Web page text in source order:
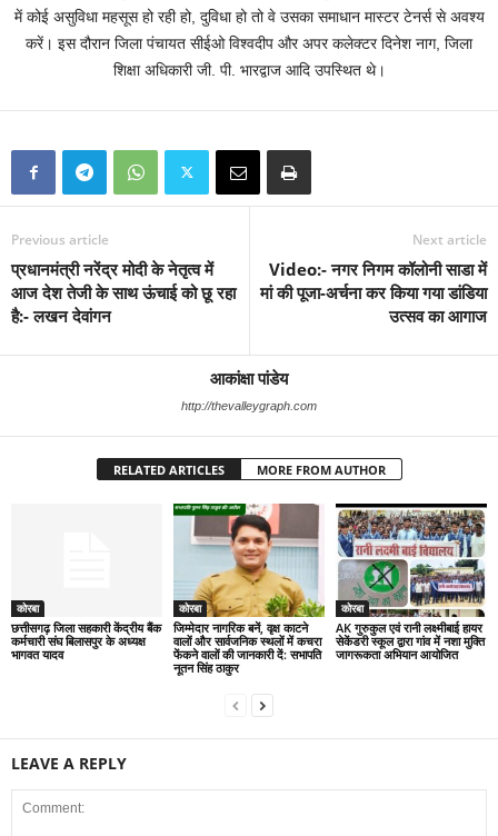
में कोई असुविधा महसूस हो रही हो, दुविधा हो तो वे उसका समाधान मास्टर टेनर्स से अवश्य
करें। इस दौरान जिला पंचायत सीईओ विश्वदीप और अपर कलेक्टर दिनेश नाग, जिला
शिक्षा अधिकारी जी. पी. भारद्वाज आदि उपस्थित थे।
Previous article
प्रधानमंत्री नरेंद्र मोदी के नेतृत्व में
आज देश तेजी के साथ ऊंचाई को छू रहा
है:- लखन देवांगन
Next article
Video:- नगर निगम कॉलोनी साडा में
मां की पूजा-अर्चना कर किया गया डांडिया
उत्सव का आगाज
आकांक्षा पांडेय
http://thevalleygraph.com
RELATED ARTICLES MORE FROM AUTHOR
कोरबा
छत्तीसगढ़ जिला सहकारी केंद्रीय बैंक
कर्मचारी संघ बिलासपुर के अध्यक्ष
भागवत यादव
कोरबा
जिम्मेदार नागरिक बनें, वृक्ष काटने
वालों और सार्वजनिक स्थलों में कचरा
फेंकने वालों की जानकारी दें: सभापति
नूतन सिंह ठाकुर
कोरबा
AK गुरुकुल एवं रानी लक्ष्मीबाई हायर
सेकेंडरी स्कूल द्वारा गांव में नशा मुक्ति
जागरूकता अभियान आयोजित
LEAVE A REPLY